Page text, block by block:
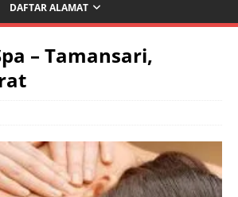
DAFTAR ALAMAT
– Tamansari,